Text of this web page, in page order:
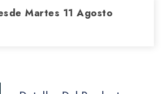
Martes 11 Agosto